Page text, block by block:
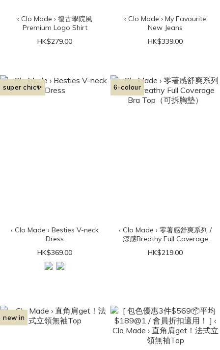
‹ Clo Made › 復古學院風
Premium Logo Shirt
HK$279.00
‹ Clo Made › My Favourite
New Jeans
HK$339.00
super chic✨
‹ Clo Made › Besties V-neck
Dress
HK$369.00
6-colour
‹ Clo Made › 零著感舒爽系列 /
涼感Breathy Full Coverage
Bra Top（可拆胸墊）
HK$219.00
new in